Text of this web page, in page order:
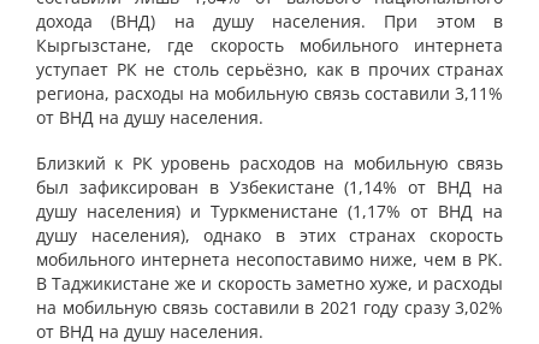
дохода (ВНД) на душу населения. При этом в
Кыргызстане, где скорость мобильного интернета
уступает РК не столь серьёзно, как в прочих странах
региона, расходы на мобильную связь составили 3,11%
от ВНД на душу населения.
Близкий к РК уровень расходов на мобильную связь
был зафиксирован в Узбекистане (1,14% от ВНД на
душу населения) и Туркменистане (1,17% от ВНД на
душу населения), однако в этих странах скорость
мобильного интернета несопоставимо ниже, чем в РК.
В Таджикистане же и скорость заметно хуже, и расходы
на мобильную связь составили в 2021 году сразу 3,02%
от ВНД на душу населения.